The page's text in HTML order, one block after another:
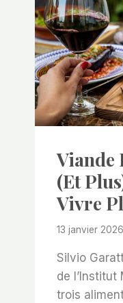
Viande
(et
Vivre
13 janvier 2026
Silvio
de l’Institut
trois